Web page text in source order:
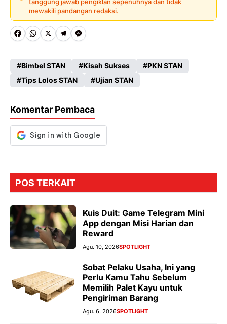
mewakili pandangan redaksi.
Fa
b
o
k
W
ts
A
p
X
Te
gr
a
M
se
n
er
Bimbel STAN Kisah Sukses
PKN STAN
Tips Lolos STAN
Ujian STAN
Komentar Pembaca
POS TERKAIT
Kuis Duit: Game Telegram Mini
App dengan Misi Harian dan
Reward
Agu. 10, 2026SPOTLIGHT
Sobat Pelaku Usaha, Ini yang
Perlu Kamu Tahu Sebelum
Memilih Palet Kayu untuk
Pengiriman Barang
Agu. 6, 2026SPOTLIGHT